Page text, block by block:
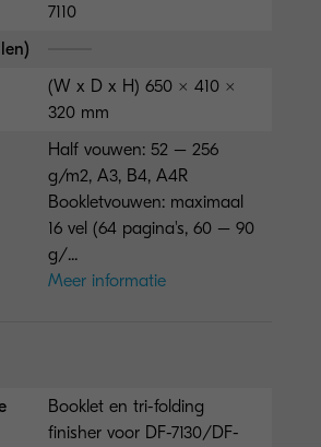
7110
(W x D x H) 650 × 410 ×
320 mm
Half vouwen: 52 – 256
g/m2, A3, B4, A4R
Bookletvouwen: maximaal
16 vel (64 pagina's, 60 – 90
g/...
Meer informatie
Booklet en tri-folding
finisher voor DF-7130/DF-